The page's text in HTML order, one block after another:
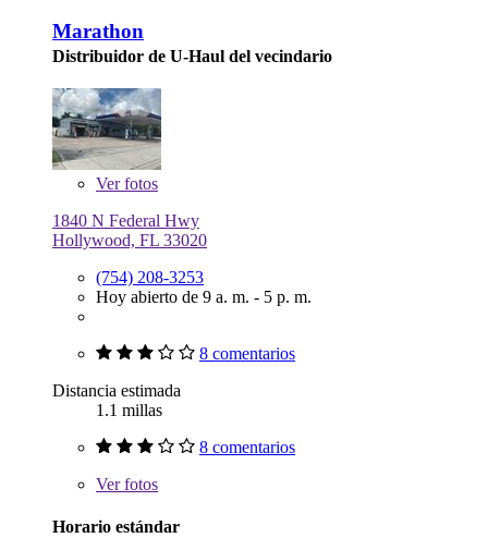
Marathon
Distribuidor de U-Haul del vecindario
Verfotos
1840 N Federal Hwy
Hollywood, FL 33020
(754) 208-3253
Hoy abierto de 9 a. m. - 5 p. m.
8 comentarios
Distancia estimada
1.1 millas
8 comentarios
Verfotos
Horario estándar